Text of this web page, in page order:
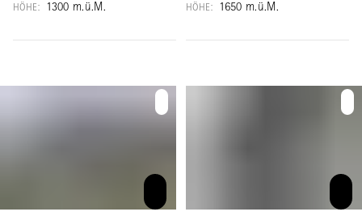
HÖHE: 1300 m.ü.M. HÖHE: 1650 m.ü.M.